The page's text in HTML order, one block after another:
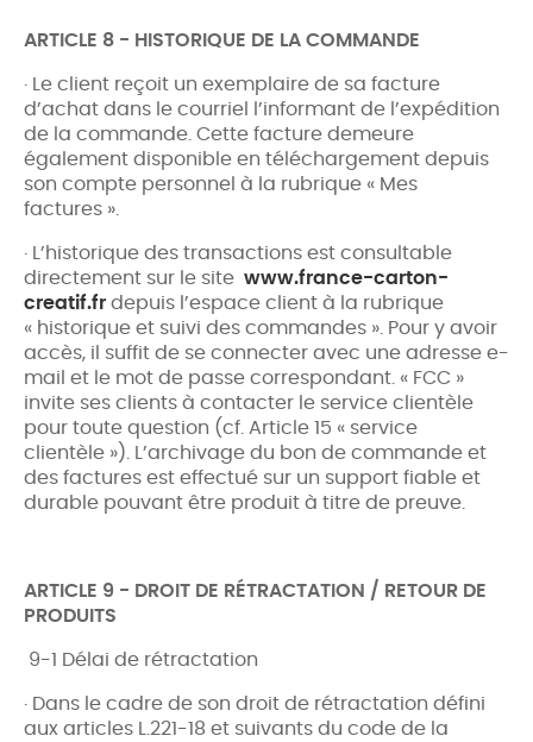
ARTICLE 8 - HISTORIQUE DE LA COMMANDE
· Le client reçoit un exemplaire de sa facture
d’achat dans le courriel l’informant de l’expédition
de la commande. Cette facture demeure
également disponible en téléchargement depuis
son compte personnel à la rubrique « Mes
factures ».
· L’historique des transactions est consultable
directement sur le site www.france-carton-
creatif.fr depuis l’espace client à la rubrique
« historique et suivi des commandes ». Pour y avoir
accès, il suffit de se connecter avec une adresse e-
mail et le mot de passe correspondant. « FCC »
invite ses clients à contacter le service clientèle
pour toute question (cf. Article 15 « service
clientèle »). L’archivage du bon de commande et
des factures est effectué sur un support fiable et
durable pouvant être produit à titre de preuve.
ARTICLE 9 - DROIT DE RÉTRACTATION / RETOUR DE
PRODUITS
9-1 Délai de rétractation
· Dans le cadre de son droit de rétractation défini
aux articles L.221-18 et suivants du code de la